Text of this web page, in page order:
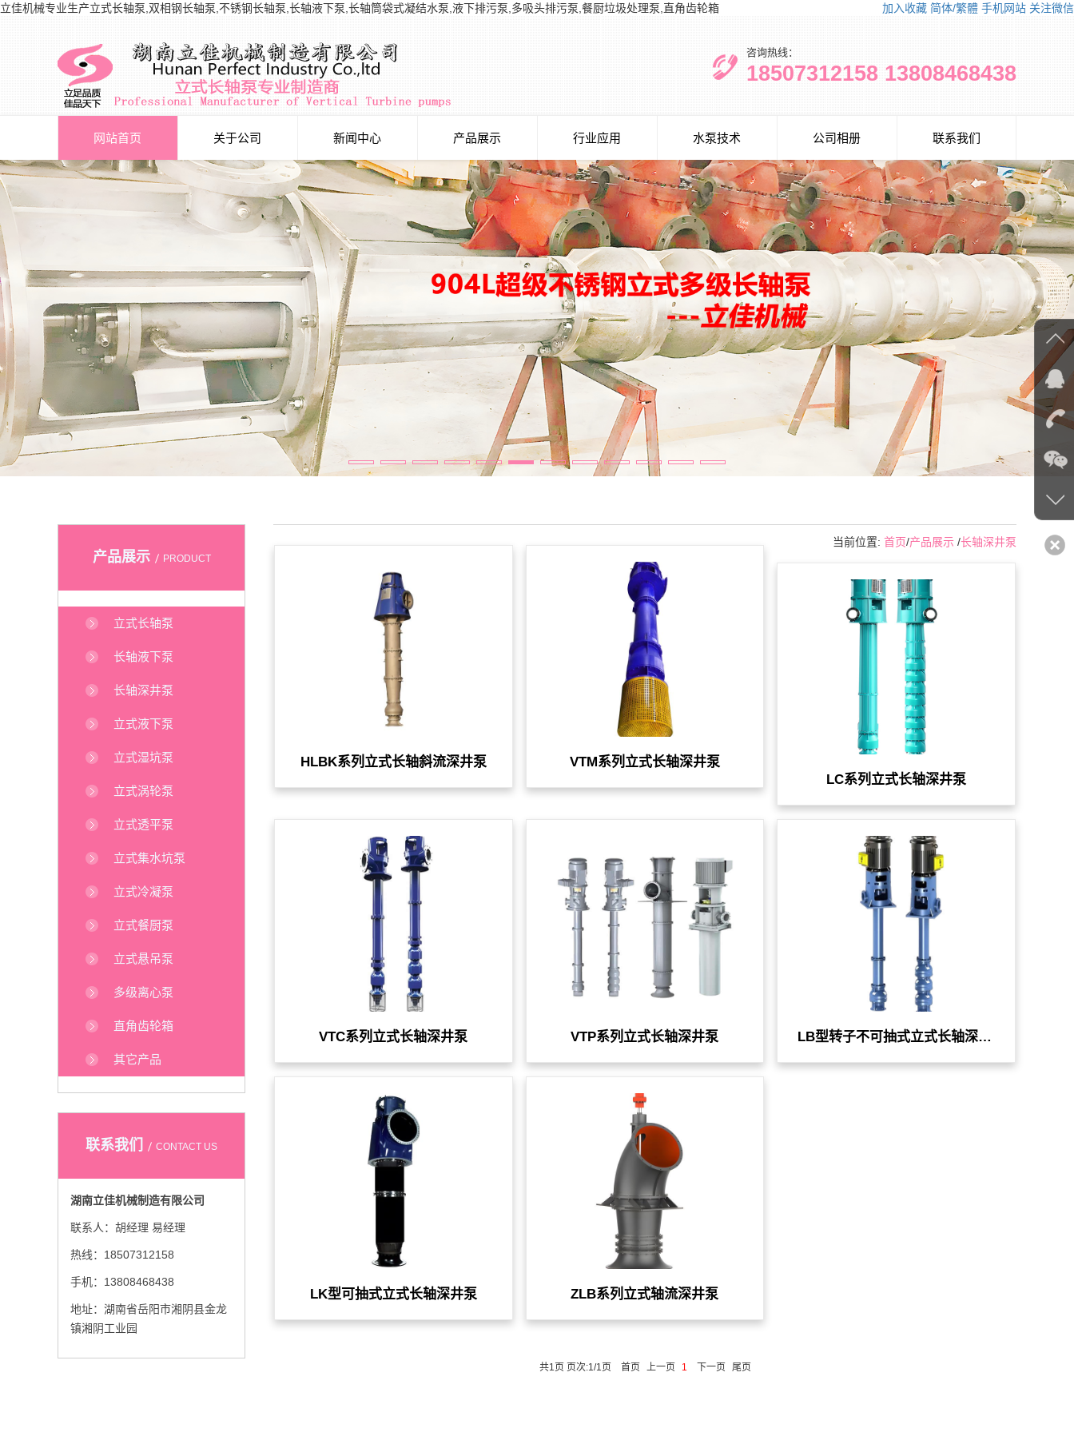
立佳机械专业生产立式长轴泵,双相钢长轴泵,不锈钢长轴泵,长轴液下泵,长轴筒袋式凝结水泵,液下排污泵,多吸头排污泵,餐厨垃圾处理泵,直角齿轮箱 加入收藏 简体/繁體 手机网站 关注微信
咨询热线：
18507312158 13808468438
网站首页 关于公司 新闻中心 产品展示 行业应用 水泵技术 公司相册 联系我们
产品展示 PRODUCT
立式长轴泵
长轴液下泵
长轴深井泵
立式液下泵
立式湿坑泵
立式涡轮泵
立式透平泵
立式集水坑泵
立式冷凝泵
立式餐厨泵
立式悬吊泵
多级离心泵
直角齿轮箱
其它产品
联系我们 CONTACT US
湖南立佳机械制造有限公司
联系人：胡经理 易经理
热线：18507312158
手机：13808468438
地址：湖南省岳阳市湘阴县金龙
镇湘阴工业园
当前位置: 首页/产品展示 /长轴深井泵
HLBK系列立式长轴斜流深井泵
VTM系列立式长轴深井泵
LC系列立式长轴深井泵
VTC系列立式长轴深井泵 VTP系列立式长轴深井泵 LB型转子不可抽式立式长轴深井泵
LK型可抽式立式长轴深井泵 ZLB系列立式轴流深井泵
共1页 页次:1/1页 首页 上一页 1 下一页 尾页